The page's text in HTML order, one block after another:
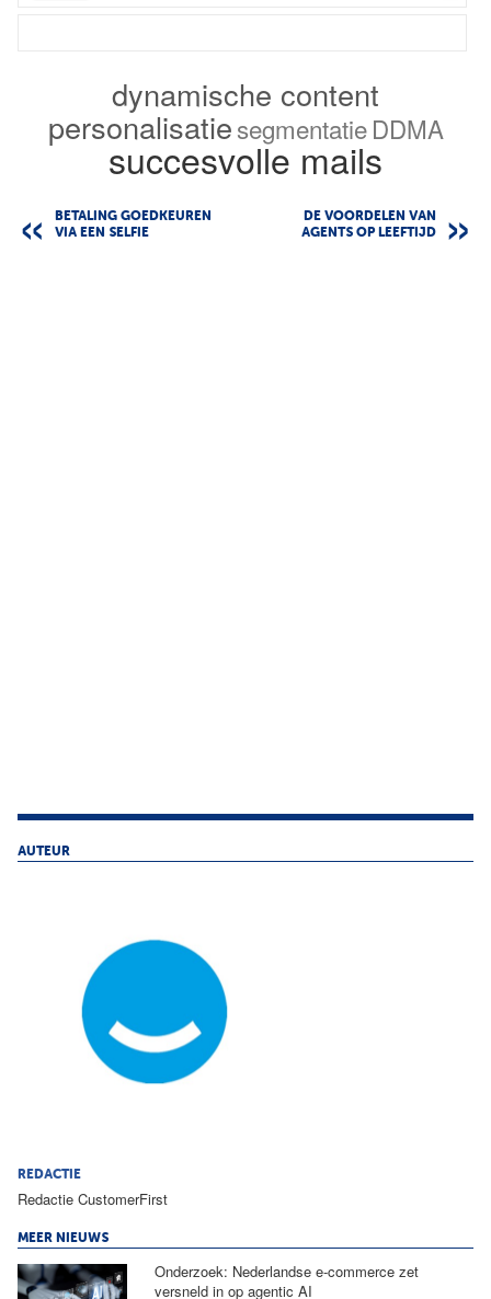
dynamische content
personalisatiesegmentatie DDMA
succesvolle mails
BETALING GOEDKEUREN
VIA EEN SELFIE
DE VOORDELEN VAN
AGENTS OP LEEFTIJD
AUTEUR
REDACTIE
Redactie CustomerFirst
MEER NIEUWS
Onderzoek: Nederlandse e-commerce zet
versneld in op agentic AI